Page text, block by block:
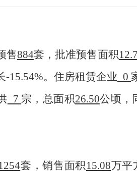
售884套，批准预售面积
-15.54%。住房租赁企业 0
7 宗，总面积26.50公顷，
套，销售面积15.08万平